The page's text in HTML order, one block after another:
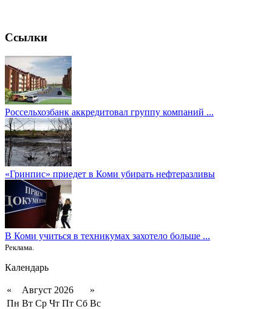
Ссылки
Россельхозбанк аккредитовал группу компаний ...
«Гринпис» приедет в Коми убирать нефтеразливы
В Коми учиться в техникумах захотело больше ...
Реклама.
Календарь
« Август 2026
»
Пн Вт Ср Чт Пт Сб Вс